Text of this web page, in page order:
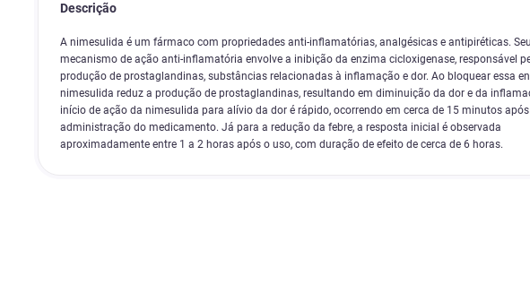
Descrição
A nimesulida é um fármaco com propriedades anti-inflamatórias, analgésicas e antipiréticas. Seu
mecanismo de ação anti-inflamatória envolve a inibição da enzima cicloxigenase, responsável
produção de prostaglandinas, substâncias relacionadas à inflamação e dor. Ao bloquear essa
nimesulida reduz a produção de prostaglandinas, resultando em diminuição da dor e da
início de ação da nimesulida para alívio da dor é rápido, ocorrendo em cerca de 15 minutos após
administração do medicamento. Já para a redução da febre, a resposta inicial é observada
aproximadamente entre 1 a 2 horas após o uso, com duração de efeito de cerca de 6 horas.